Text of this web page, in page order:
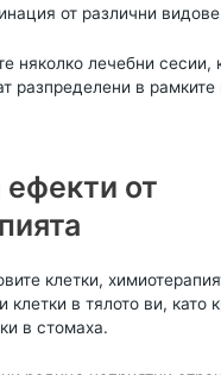
от различни
няколко лечебни сесии,
разпределени в рамките
от
клетки,
клетки в тялото ви, като
в стомаха.